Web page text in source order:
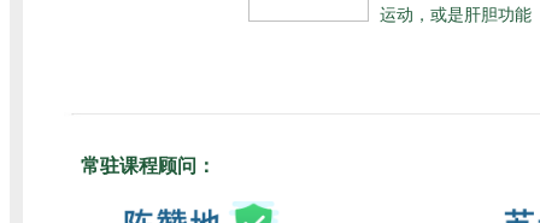
运动，或是肝胆功能
常驻课程顾问：